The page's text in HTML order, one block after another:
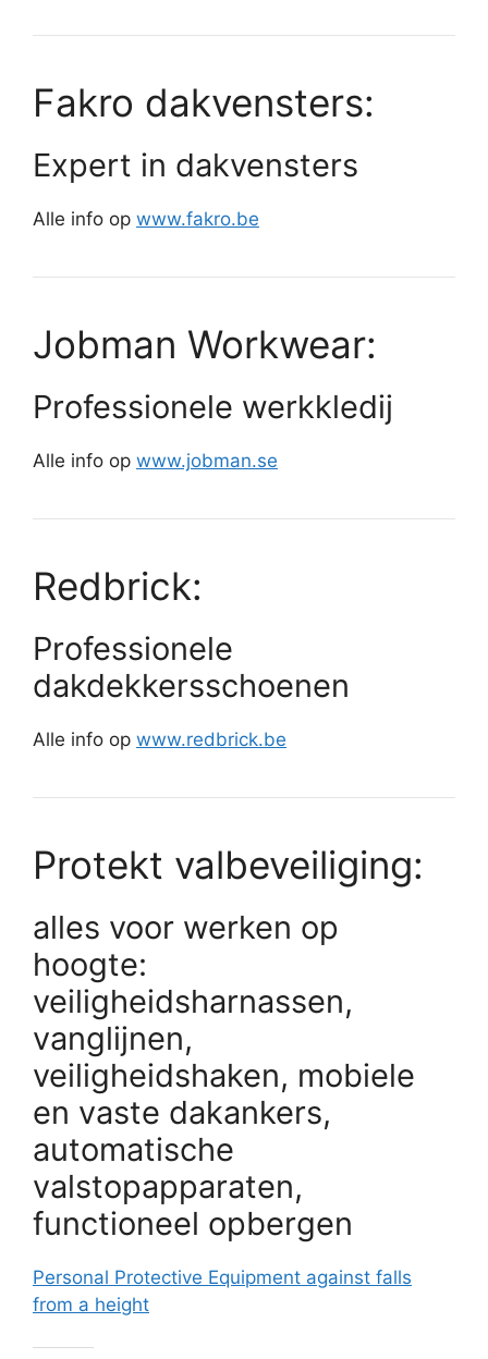
Fakro dakvensters:
Expert in dakvensters
Alle info op www.fakro.be
Jobman Workwear:
Professionele werkkledij
Alle info op www.jobman.se
Redbrick:
Professionele
dakdekkersschoenen
Alle info op www.redbrick.be
Protekt valbeveiliging:
alles voor werken op
hoogte:
veiligheidsharnassen,
vanglijnen,
veiligheidshaken, mobiele
en vaste dakankers,
automatische
valstopapparaten,
functioneel opbergen
Personal Protective Equipment against falls
from a height